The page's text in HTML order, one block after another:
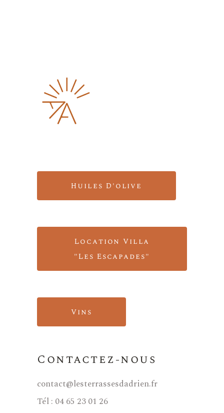
Huiles D'olive
Location Villa
"Les Escapades"
Vins
Contactez-nous
contact@lesterrassesdadrien.fr
Tél : 04 65 23 01 26